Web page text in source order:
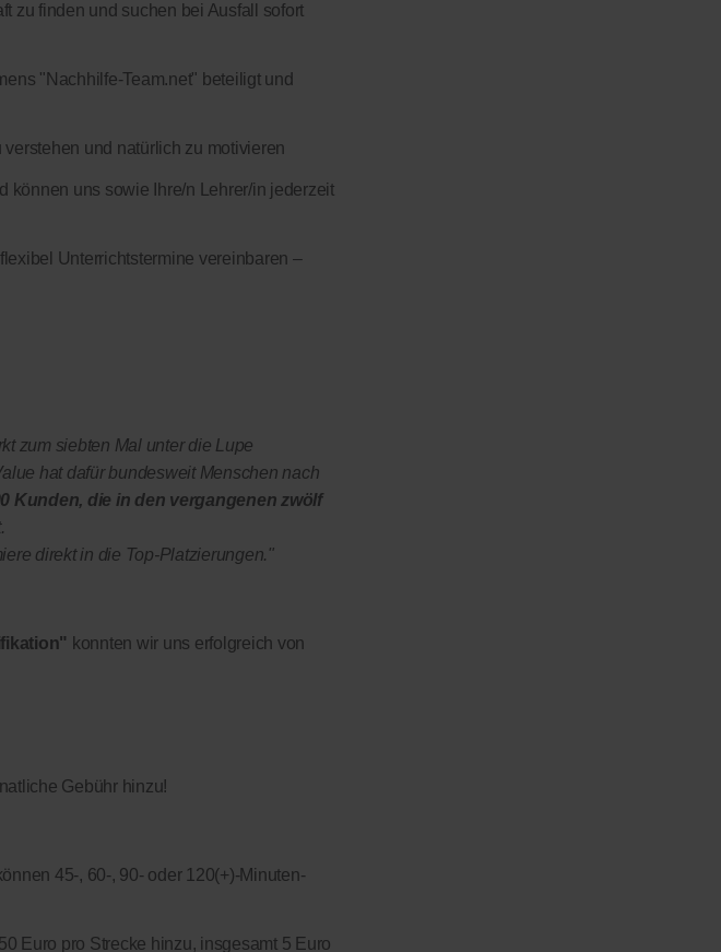
zu finden und suchen bei Ausfall sofort
"Nachhilfe-Team.net" beteiligt und
und natürlich zu motivieren
können uns sowie Ihre/n Lehrer/in jederzeit
Unterrichtstermine vereinbaren –
zum siebten Mal unter die Lupe
hat dafür bundesweit Menschen nach
Kunden, die in den vergangenen zwölf
direkt in die Top-Platzierungen."
konnten wir uns erfolgreich von
Gebühr hinzu!
45-, 60-, 90- oder 120(+)-Minuten-
Euro pro Strecke hinzu, insgesamt 5 Euro